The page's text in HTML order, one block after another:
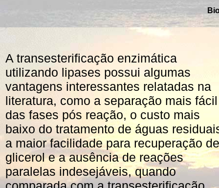
A transesterificação enzimática
utilizando lipases possui algumas
vantagens interessantes relatadas na
literatura, como a separação mais fácil
das fases pós reação, o custo mais
baixo do tratamento de águas
a maior facilidade para recuperação de
glicerol e a ausência de reações
paralelas indesejáveis, quando